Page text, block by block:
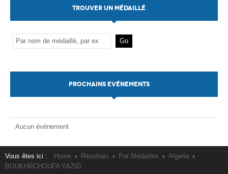
TROUVER UN MÉDAILLÉ
PROCHAINS EVÉNEMENTS
Aucun événement
Vous êtes ici : Home Résultats Par Médaillés
Algeria
BOUKHRCHOUFA YAZID